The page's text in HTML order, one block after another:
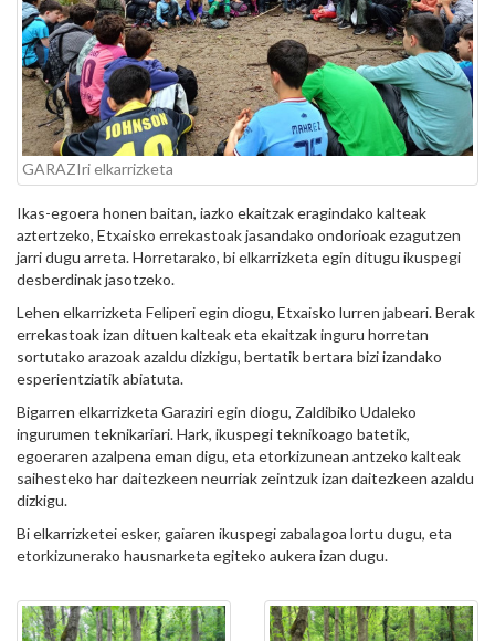
GARAZIri elkarrizketa
Ikas-egoera honen baitan, iazko ekaitzak eragindako kalteak
aztertzeko, Etxaisko errekastoak jasandako ondorioak ezagutzen
jarri dugu arreta. Horretarako, bi elkarrizketa egin ditugu ikuspegi
desberdinak jasotzeko.
Lehen elkarrizketa Feliperi egin diogu, Etxaisko lurren jabeari. Berak
errekastoak izan dituen kalteak eta ekaitzak inguru horretan
sortutako arazoak azaldu dizkigu, bertatik bertara bizi izandako
esperientziatik abiatuta.
Bigarren elkarrizketa Garaziri egin diogu, Zaldibiko Udaleko
ingurumen teknikariari. Hark, ikuspegi teknikoago batetik,
egoeraren azalpena eman digu, eta etorkizunean antzeko kalteak
saihesteko har daitezkeen neurriak zeintzuk izan daitezkeen azaldu
dizkigu.
Bi elkarrizketei esker, gaiaren ikuspegi zabalagoa lortu dugu, eta
etorkizunerako hausnarketa egiteko aukera izan dugu.